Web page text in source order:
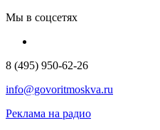
Мы в соцсетях
8 (495) 950-62-26
info@govoritmoskva.ru
Реклама на радио